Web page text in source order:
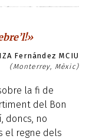
Fernández MCIU
(Monterrey, Mèxic)
la fi de
del Bon
doncs, no
el regne dels